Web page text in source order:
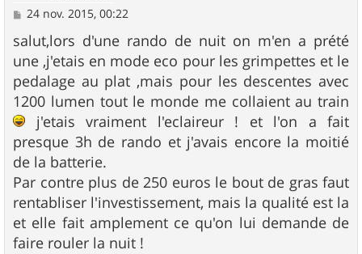
M
s
s
a
g
e
24 nov. 2015, 00:22
salut,lors d'une rando de nuit on m'en a prété
une ,j'etais en mode eco pour les grimpettes et le
pedalage au plat ,mais pour les descentes avec
1200 lumen tout le monde me collaient au train
j'etais vraiment l'eclaireur ! et l'on a fait
presque 3h de rando et j'avais encore la moitié
de la batterie.
Par contre plus de 250 euros le bout de gras faut
rentabliser l'investissement, mais la qualité est la
et elle fait amplement ce qu'on lui demande de
faire rouler la nuit !